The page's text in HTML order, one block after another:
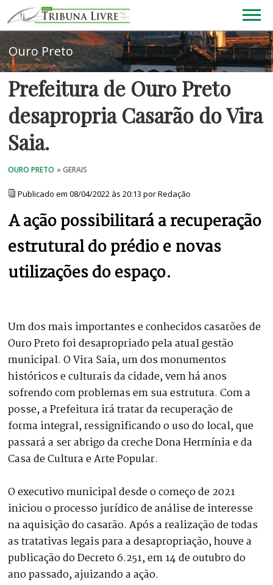
Prefeitura de Ouro Preto
desapropria Casarão do Vira
Saia.
Publicado em 08/04/2022 às 20:13 por Redação
A ação possibilitará a recuperação
estrutural do prédio e novas
utilizações do espaço.
Um dos mais importantes e conhecidos casarões de
Ouro Preto foi desapropriado pela atual gestão
municipal. O Vira Saia, um dos monumentos
históricos e culturais da cidade, vem há anos
sofrendo com problemas em sua estrutura. Com a
posse, a Prefeitura irá tratar da recuperação de
forma integral, ressignificando o uso do local, que
passará a ser abrigo da creche Dona Hermínia e da
Casa de Cultura e Arte Popular.
O executivo municipal desde o começo de 2021
iniciou o processo jurídico de análise de interesse
na aquisição do casarão. Após a realização de todas
as tratativas legais para a desapropriação, houve a
publicação do Decreto 6.251, em 14 de outubro do
ano passado, ajuizando a ação.